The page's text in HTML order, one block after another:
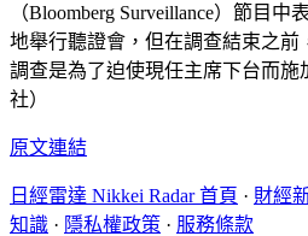
（Bloomberg Surveillance）節目
地舉行聽證會，但在調查結束之前
調查是為了迫使現任主席下台而
社）
原文連結
日經雷達 Nikkei Radar 首頁 · 財經
知識 · 隱私權政策 · 服務條款